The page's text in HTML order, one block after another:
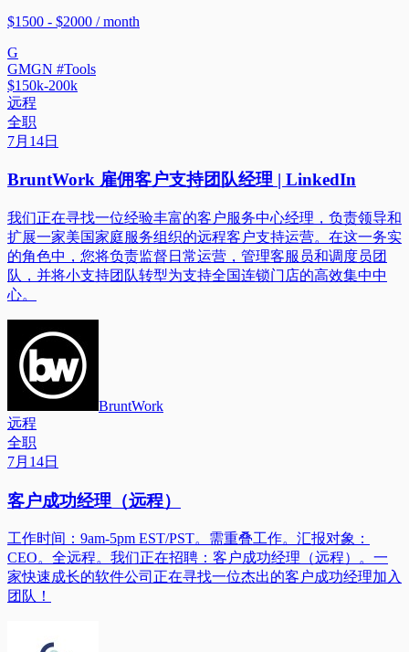
$1500 - $2000 / month
G
GMGN #Tools
$150k-200k
远程
全职
7月14日
BruntWork 雇佣客户支持团队经理 | LinkedIn
我们正在寻找一位经验丰富的客户服务中心经理，负责领导和
扩展一家美国家庭服务组织的远程客户支持运营。在这一务实
的角色中，您将负责监督日常运营，管理客服员和调度员团
队，并将小支持团队转型为支持全国连锁门店的高效集中中
心。
BruntWork
远程
全职
7月14日
客户成功经理（远程）
工作时间：9am-5pm EST/PST。需重叠工作。汇报对象：
CEO。全远程。我们正在招聘：客户成功经理（远程）。一
家快速成长的软件公司正在寻找一位杰出的客户成功经理加入
团队！